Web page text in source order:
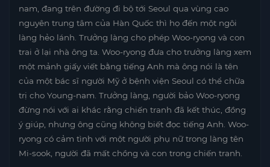
nam, đang trên đường đi bộ tới Seoul qua vùng cao
nguyên trung tâm của Hàn Quốc thì họ đến một ngôi
làng hẻo lánh. Trưởng làng cho phép Woo-ryong và con
trai ở lại nhà ông ta. Woo-ryong đưa cho trưởng làng xem
một mảnh giấy viết bằng tiếng Anh mà ông nói là tên
của một bác sĩ người Mỹ ở bệnh viện Seoul có thể chữa
trị cho Young-nam. Trưởng làng, người bảo Woo-ryong
đừng nói với ai khác rằng chiến tranh đã kết thúc, đồng
ý giúp, nhưng ông cũng không biết đọc tiếng Anh. Woo-
ryong có cảm tình với một người phụ nữ trong làng tên
Mi-sook, người đã mất chồng và con trong chiến tranh.